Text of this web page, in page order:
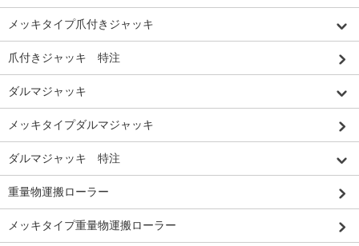
メッキタイプ爪付きジャッキ
爪付きジャッキ 特注
ダルマジャッキ
メッキタイプダルマジャッキ
ダルマジャッキ 特注
重量物運搬ローラー
メッキタイプ重量物運搬ローラー